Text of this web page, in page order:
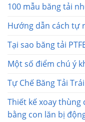
100 mẫu băng tải
Hướng dẫn cách tự
Tại sao băng tải
Một số điểm chú ý
Tự Chế Băng Tải
Thiết kế xoay
bằng con lăn bị